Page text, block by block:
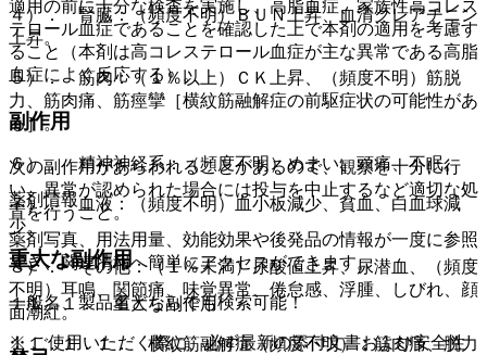
４）． 腎臓：（頻度不明）ＢＵＮ上昇、血清クレアチニン
上昇。
５）． 筋肉：（１％以上）ＣＫ上昇、（頻度不明）筋脱
力、筋肉痛、筋痙攣［横紋筋融解症の前駆症状の可能性があ
る］。
６）． 精神神経系：（頻度不明）めまい、頭痛、不眠。
７）． 血液：（頻度不明）血小板減少、貧血、白血球減
少。
８）． その他：（１％未満）尿酸値上昇、尿潜血、（頻度
不明）耳鳴、関節痛、味覚異常、倦怠感、浮腫、しびれ、顔
面潮紅。
適用の前に十分な検査を実施し、高脂血症、家族性高コレス
テロール血症であることを確認した上で本剤の適用を考慮す
ること（本剤は高コレステロール血症が主な異常である高脂
血症によく反応する）。
副作用
次の副作用があらわれることがあるので、観察を十分に行
い、異常が認められた場合には投与を中止するなど適切な処
置を行うこと。
重大な副作用
１１．１． 重大な副作用
１１．１．１． 横紋筋融解症（頻度不明）：筋肉痛、脱力
薬剤情報
薬剤写真、用法用量、効能効果や後発品の情報が一度に参照
でき、関連情報へ簡単にアクセスができます。
一般名、製品名どちらでも検索可能！
※ ご使用いただく際に、必ず最新の添付文書および安全性